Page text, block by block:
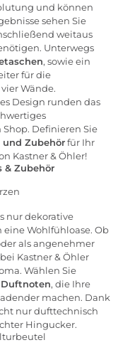
und können
sehen Sie
weitaus
Unterwegs
, sowie ein
für die
Wände.
Design runden das
Definieren Sie
und Zubehörfür Ihr
Kastner & Öhler!
& Zubehör
nur dekorative
eine Wohlfühloase. Ob
als angenehmer
Kastner & Öhler
Wählen Sie
Duftnoten, die Ihre
machen. Dank
nur dufttechnisch
Hingucker.